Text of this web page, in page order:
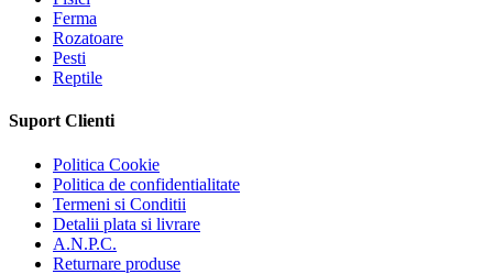
Ferma
Rozatoare
Pesti
Reptile
Suport Clienti
Politica Cookie
Politica de confidentialitate
Termeni si Conditii
Detalii plata si livrare
A.N.P.C.
Returnare produse